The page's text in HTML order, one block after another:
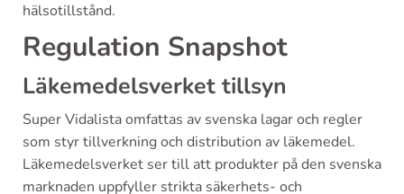
hälsotillstånd.
Regulation Snapshot
Läkemedelsverket tillsyn
Super Vidalista omfattas av svenska lagar och regler
som styr tillverkning och distribution av läkemedel.
Läkemedelsverket ser till att produkter på den svenska
marknaden uppfyller strikta säkerhets- och